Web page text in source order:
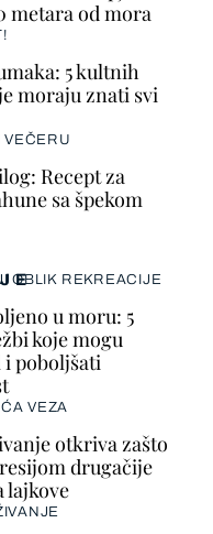
OBLIK REKREACIJE
u moru: 5
koje mogu
poboljšati
VEZA
otkriva zašto
drugačije
lajkove
metara od mora
5 kultnih
moraju znati svi
VEČERU
Recept za
sa špekom